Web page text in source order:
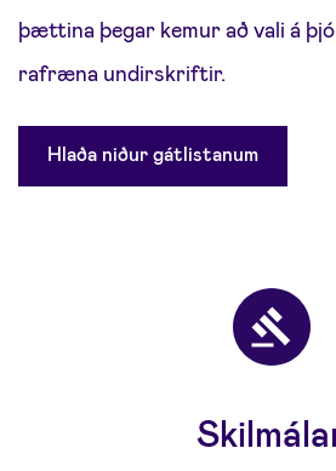
þættina þegar kemur að vali á
rafræna undirskriftir.
Hlaða niður gátlistanum